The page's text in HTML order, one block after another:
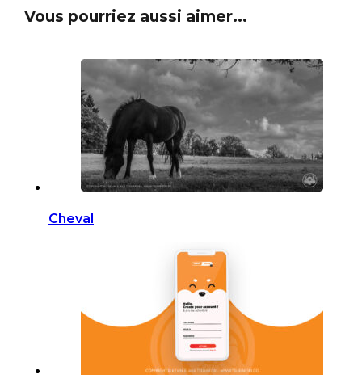
Vous pourriez aussi aimer...
Cheval